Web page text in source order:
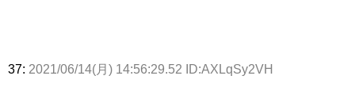
37: 2021/06/14(月) 14:56:29.52 ID:AXLqSy2VH